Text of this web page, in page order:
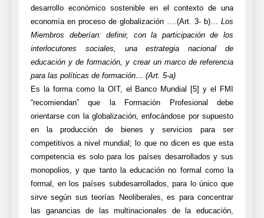
desarrollo económico sostenible en el contexto de una
economía en proceso de globalización ….(Art. 3- b)… Los
Miembros deberían: definir, con la participación de los
interlocutores sociales, una estrategia nacional de
educación y de formación, y crear un marco de referencia
para las políticas de formación… (Art. 5-a)
Es la forma como la OIT, el Banco Mundial [5] y el FMI
“recomiendan” que la Formación Profesional debe
orientarse con la globalización, enfocándose por supuesto
en la producción de bienes y servicios para ser
competitivos a nivel mundial; lo que no dicen es que esta
competencia es solo para los países desarrollados y sus
monopolios, y que tanto la educación no formal como la
formal, en los países subdesarrollados, para lo único que
sirve según sus teorías Neoliberales, es para concentrar
las ganancias de las multinacionales de la educación,